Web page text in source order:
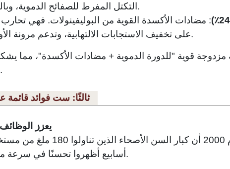
التكتل المفرط للصفائح الدموية، وبالتالي تدعم تدفق الدم الصحي.
: مضادات الأكسدة القوية من البوليفينولات. فهي
على تخفيف الاستجابات الالتهابية، وتدعم مرونة الأوعية الدموية وحماية الأعصاب.
مزدوجة قوية "للدورة الدموية + مضادات الأكسدة"، مما
والأوعية الدموية والصحة الإدراكية.
ثالثًا: ست فوائد قائمة
1. يعزز
وجدت دراسة أجريت عام 2000 أن
أسابيع أظهروا تحسنًا في سرعة معالجة المعلومات ووظيفة الذاكرة.